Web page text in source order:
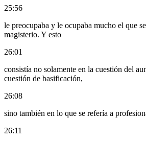
25:56
le preocupaba y le ocupaba mucho el que
magisterio. Y esto
26:01
consistía no solamente en la cuestión del
cuestión de basificación,
26:08
sino también en lo que se refería a
26:11